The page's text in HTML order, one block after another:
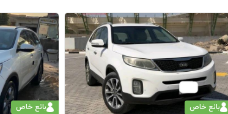
بائع خاص بائع خاص